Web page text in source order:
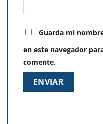
Guarda mi
en este navegador
comente.